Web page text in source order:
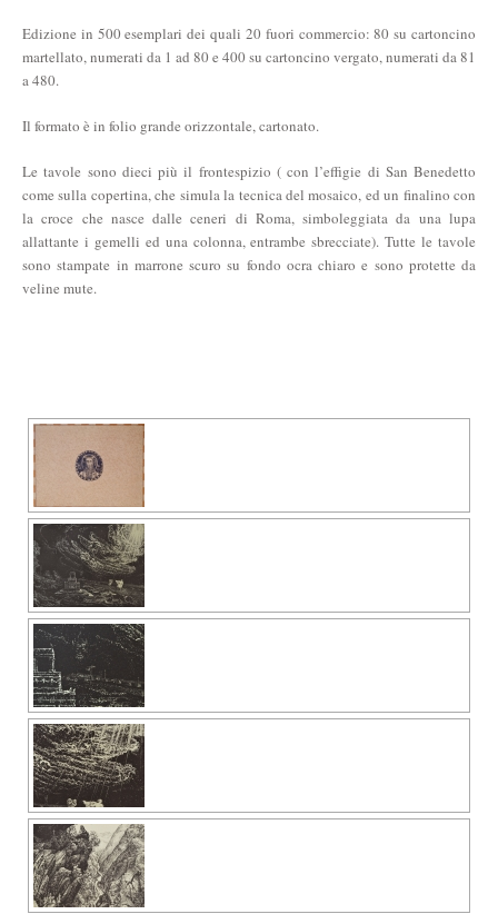
Edizione in 500 esemplari dei quali 20 fuori commercio: 80 su cartoncino
martellato, numerati da 1 ad 80 e 400 su cartoncino vergato, numerati da 81
a 480.
Il formato è in folio grande orizzontale, cartonato.
Le tavole sono dieci più il frontespizio ( con l’effigie di San Benedetto
come sulla copertina, che simula la tecnica del mosaico, ed un finalino con
la croce che nasce dalle ceneri di Roma, simboleggiata da una lupa
allattante i gemelli ed una colonna, entrambe sbrecciate). Tutte le tavole
sono stampate in marrone scuro su fondo ocra chiaro e sono protette da
veline mute.